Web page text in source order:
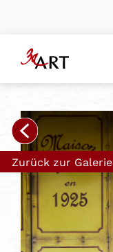
Zurück zur Galerie